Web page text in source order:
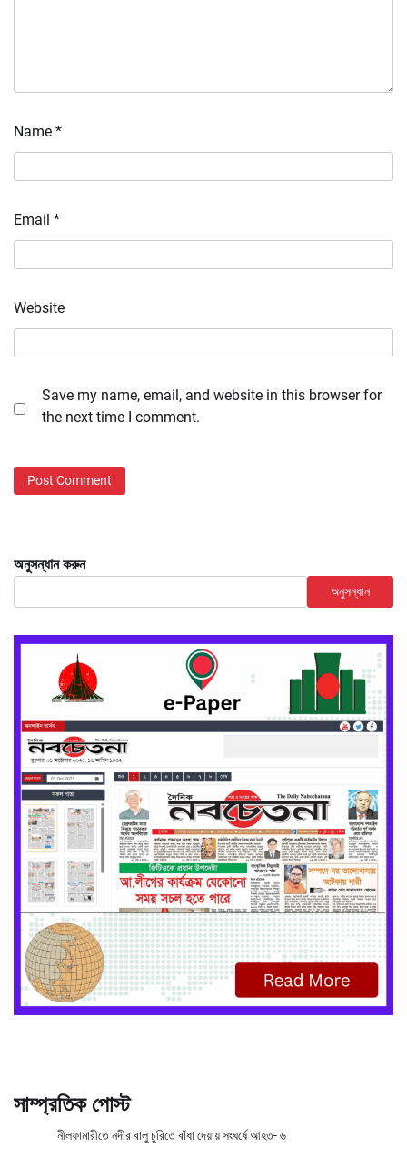
Name *
Email *
Website
Save my name, email, and website in this browser for
the next time I comment.
অনুসন্ধান করুন
অনুসন্ধান
সাম্প্রতিক পোস্ট
নীলফামারীতে নদীর বালু চুরিতে বাঁধা দেয়ায় সংঘর্ষে আহত- ৬